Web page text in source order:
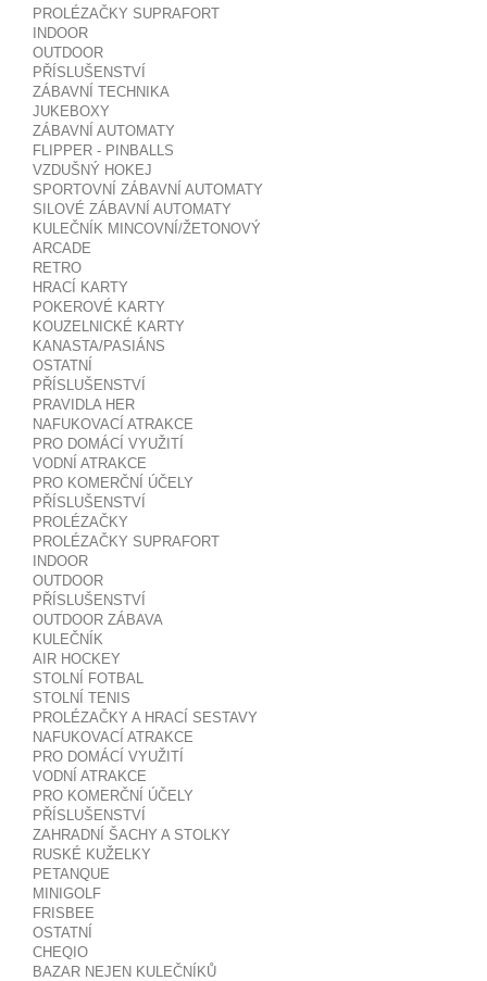
PROLÉZAČKY SUPRAFORT
INDOOR
OUTDOOR
PŘÍSLUŠENSTVÍ
ZÁBAVNÍ TECHNIKA
JUKEBOXY
ZÁBAVNÍ AUTOMATY
FLIPPER - PINBALLS
VZDUŠNÝ HOKEJ
SPORTOVNÍ ZÁBAVNÍ AUTOMATY
SILOVÉ ZÁBAVNÍ AUTOMATY
KULEČNÍK MINCOVNÍ/ŽETONOVÝ
ARCADE
RETRO
HRACÍ KARTY
POKEROVÉ KARTY
KOUZELNICKÉ KARTY
KANASTA/PASIÁNS
OSTATNÍ
PŘÍSLUŠENSTVÍ
PRAVIDLA HER
NAFUKOVACÍ ATRAKCE
PRO DOMÁCÍ VYUŽITÍ
VODNÍ ATRAKCE
PRO KOMERČNÍ ÚČELY
PŘÍSLUŠENSTVÍ
PROLÉZAČKY
PROLÉZAČKY SUPRAFORT
INDOOR
OUTDOOR
PŘÍSLUŠENSTVÍ
OUTDOOR ZÁBAVA
KULEČNÍK
AIR HOCKEY
STOLNÍ FOTBAL
STOLNÍ TENIS
PROLÉZAČKY A HRACÍ SESTAVY
NAFUKOVACÍ ATRAKCE
PRO DOMÁCÍ VYUŽITÍ
VODNÍ ATRAKCE
PRO KOMERČNÍ ÚČELY
PŘÍSLUŠENSTVÍ
ZAHRADNÍ ŠACHY A STOLKY
RUSKÉ KUŽELKY
PETANQUE
MINIGOLF
FRISBEE
OSTATNÍ
CHEQIO
BAZAR NEJEN KULEČNÍKŮ